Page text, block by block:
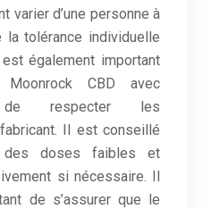
varier d’une personne à
la tolérance individuelle
également important
CBD avec
respecter les
Il est conseillé
des doses faibles et
si nécessaire. Il
de s’assurer que le